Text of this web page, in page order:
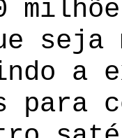
seja
a
para